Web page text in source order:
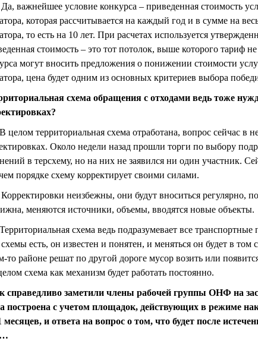
важнейшее условие конкурса – приведенная стоимость
которая рассчитывается на каждый год и в сумме на
то есть на 10 лет. При расчетах используется
стоимость – это тот потолок, выше которого тариф
могут вносить предложения о понижении стоимости
цена будет одним из основных критериев выбора
схема обращения с отходами ведь тоже
целом территориальная схема отработана, вопрос сейчас в
Около недели назад прошли торги по выбору
в терсхему, но на них не заявился ни один участник.
порядке схему корректирует своими силами.
неизбежны, они будут вноситься регулярно,
меняются источники, объемы, вводятся новые объекты.
схема ведь подразумевает все транспортные
есть, он известен и понятен, и меняться он будет в том
то районе решат по другой дороге мусор возить или
схема как механизм будет работать постоянно.
справедливо заметили члены рабочей группы ОНФ на
построена с учетом площадок, действующих в режиме
месяцев, и ответа на вопрос о том, что будет после